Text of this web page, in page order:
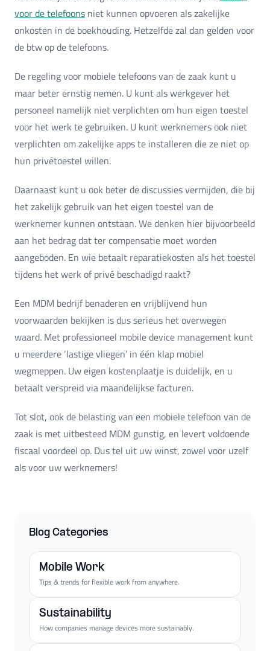
voor de telefoons niet kunnen opvoeren als zakelijke
onkosten in de boekhouding. Hetzelfde zal dan gelden voor
de btw op de telefoons.
De regeling voor mobiele telefoons van de zaak kunt u
maar beter ernstig nemen. U kunt als werkgever het
personeel namelijk niet verplichten om hun eigen toestel
voor het werk te gebruiken. U kunt werknemers ook niet
verplichten om zakelijke apps te installeren die ze niet op
hun privétoestel willen.
Daarnaast kunt u ook beter de discussies vermijden, die bij
het zakelijk gebruik van het eigen toestel van de
werknemer kunnen ontstaan. We denken hier bijvoorbeeld
aan het bedrag dat ter compensatie moet worden
aangeboden. En wie betaalt reparatiekosten als het toestel
tijdens het werk of privé beschadigd raakt?
Een MDM bedrijf benaderen en vrijblijvend hun
voorwaarden bekijken is dus serieus het overwegen
waard. Met professioneel mobile device management kunt
u meerdere ‘lastige vliegen’ in één klap mobiel
wegmeppen. Uw eigen kostenplaatje is duidelijk, en u
betaalt verspreid via maandelijkse facturen.
Tot slot, ook de belasting van een mobiele telefoon van de
zaak is met uitbesteed MDM gunstig, en levert voldoende
fiscaal voordeel op. Dus tel uit uw winst, zowel voor uzelf
als voor uw werknemers!
Blog Categories
Mobile Work
Tips & trends for flexible work from anywhere.
Sustainability
How companies manage devices more sustainably.